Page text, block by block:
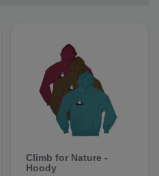
Climb for Nature -
Hoody